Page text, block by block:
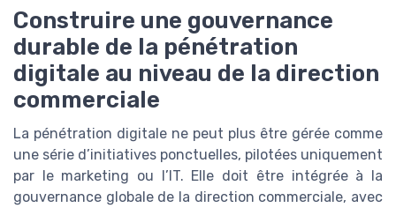
Construire une gouvernance
durable de la pénétration
digitale au niveau de la direction
commerciale
La pénétration digitale ne peut plus être gérée comme
une série d’initiatives ponctuelles, pilotées uniquement
par le marketing ou l’IT. Elle doit être intégrée à la
gouvernance globale de la direction commerciale, avec